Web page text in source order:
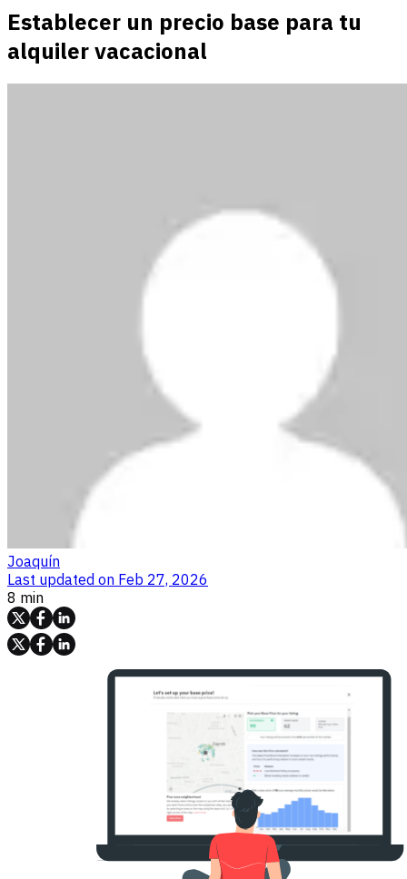
Establecer un precio base para tu
alquiler vacacional
Joaquín
Last updated on Feb 27, 2026
8 min